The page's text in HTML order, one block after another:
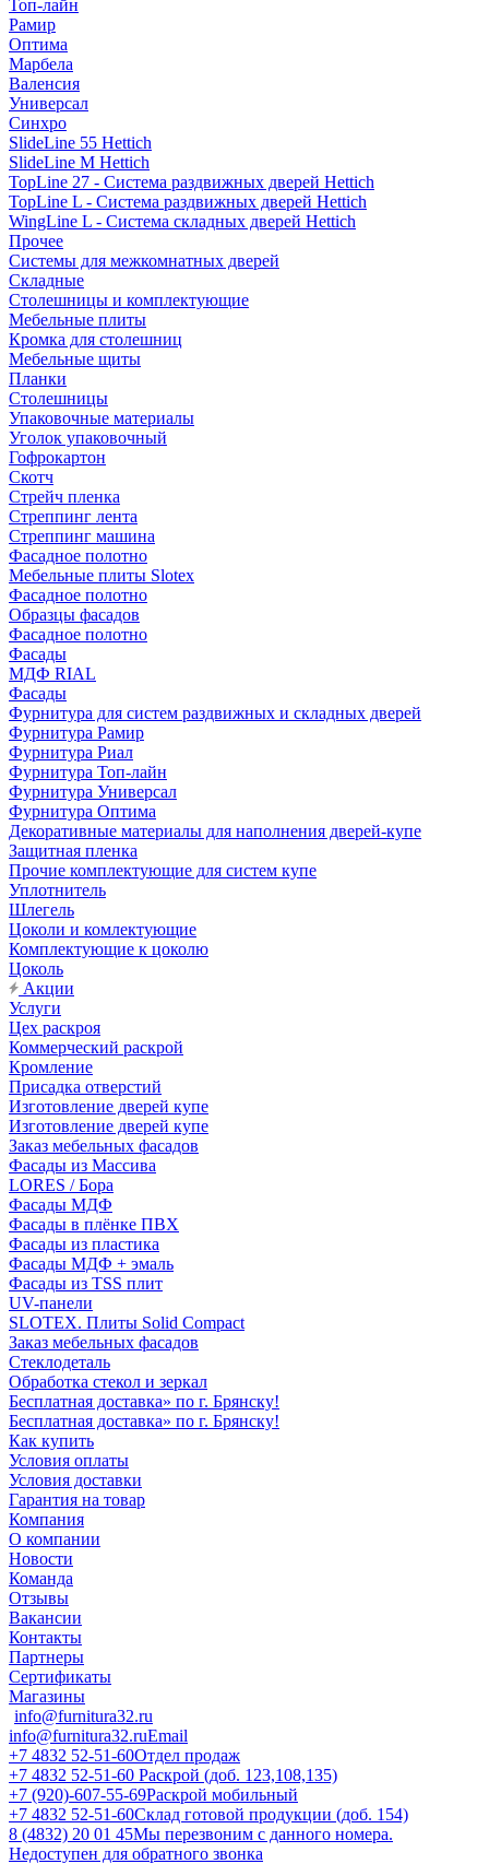
Топ-лайн
Рамир
Оптима
Марбела
Валенсия
Универсал
Синхро
SlideLine 55 Hettich
SlideLine M Hettich
TopLine 27 - Система раздвижных дверей Hettich
TopLine L - Система раздвижных дверей Hettich
WingLine L - Система складных дверей Hettich
Прочее
Системы для межкомнатных дверей
Складные
Столешницы и комплектующие
Мебельные плиты
Кромка для столешниц
Мебельные щиты
Планки
Столешницы
Упаковочные материалы
Уголок упаковочный
Гофрокартон
Скотч
Стрейч пленка
Стреппинг лента
Стреппинг машина
Фасадное полотно
Мебельные плиты Slotex
Фасадное полотно
Образцы фасадов
Фасадное полотно
Фасады
МДФ RIAL
Фасады
Фурнитура для систем раздвижных и складных дверей
Фурнитура Рамир
Фурнитура Риал
Фурнитура Топ-лайн
Фурнитура Универсал
Фурнитура Оптима
Декоративные материалы для наполнения дверей-купе
Защитная пленка
Прочие комплектующие для систем купе
Уплотнитель
Шлегель
Цоколи и комлектующие
Комплектующие к цоколю
Цоколь
Акции
Услуги
Цех раскроя
Коммерческий раскрой
Кромление
Присадка отверстий
Изготовление дверей купе
Изготовление дверей купе
Заказ мебельных фасадов
Фасады из Массива
LORES / Бора
Фасады МДФ
Фасады в плёнке ПВХ
Фасады из пластика
Фасады МДФ + эмаль
Фасады из TSS плит
UV-панели
SLOTEX. Плиты Solid Compact
Заказ мебельных фасадов
Стеклодеталь
Обработка стекол и зеркал
Бесплатная доставка» по г. Брянску!
Бесплатная доставка» по г. Брянску!
Как купить
Условия оплаты
Условия доставки
Гарантия на товар
Компания
О компании
Новости
Команда
Отзывы
Вакансии
Контакты
Партнеры
Сертификаты
Магазины
info@furnitura32.ru
info@furnitura32.ruEmail
+7 4832 52-51-60Отдел продаж
+7 4832 52-51-60 Раскрой (доб. 123,108,135)
+7 (920)-607-55-69Раскрой мобильный
+7 4832 52-51-60Склад готовой продукции (доб. 154)
8 (4832) 20 01 45Мы перезвоним с данного номера.
Недоступен для обратного звонка